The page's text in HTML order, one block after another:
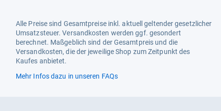
Alle Preise sind Gesamtpreise inkl. aktuell geltender gesetzlicher
Umsatzsteuer. Versandkosten werden ggf. gesondert
berechnet. Maßgeblich sind der Gesamtpreis und die
Versandkosten, die der jeweilige Shop zum Zeitpunkt des
Kaufes anbietet.
Mehr Infos dazu in unseren FAQs